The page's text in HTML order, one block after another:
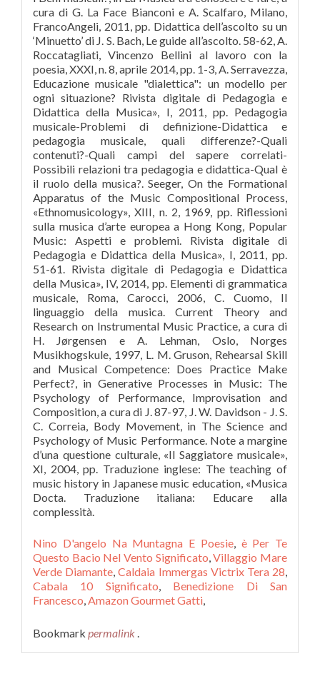
Nino D'angelo Na Muntagna E Poesie, è Per Te
Questo Bacio Nel Vento Significato,Villaggio Mare
Verde Diamante,Caldaia Immergas Victrix Tera 28,
Cabala 10 Significato, Benedizione Di San
Francesco,Amazon Gourmet Gatti,
Bookmark permalink .